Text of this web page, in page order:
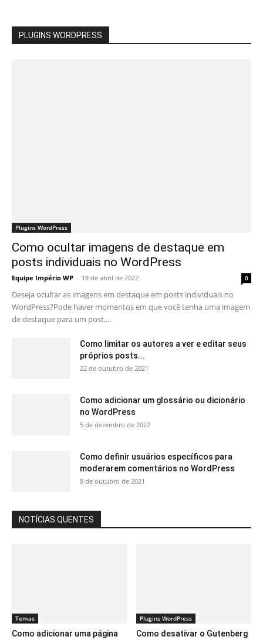
PLUGINS WORDPRESS
Plugins WordPress
Como ocultar imagens de destaque em
posts individuais no WordPress
Equipe Império WP - 18 de abril de 2022 0
Deseja ocultar as imagens em destaque em posts individuais no
WordPress?Pode haver momentos em que você tenha uma imagem
de destaque para um post,...
Como limitar os autores a ver e editar seus
próprios posts...
22 de outubro de 2021
Como adicionar um glossário ou dicionário
no WordPress
5 de dezembro de 2022
Como definir usuários específicos para
moderarem comentários no WordPress
8 de outubro de 2021
NOTÍCIAS QUENTES
Temas
Como adicionar uma página
Plugins WordPress
Como desativar o Gutenberg